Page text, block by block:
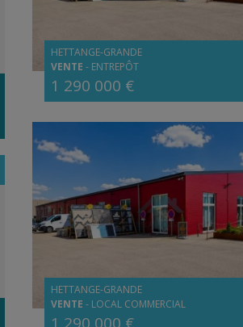
HETTANGE-GRANDE
VENTE - ENTREPÔT
1 290 000 €
HETTANGE-GRANDE
VENTE - LOCAL COMMERCIAL